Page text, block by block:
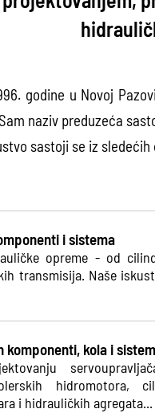
godine u Novoj
naziv preduzeća
sastoji se iz
i sistema
opreme - od
transmisija. Naše
kola i
hidromotora,
i hidrauličkih agregata...